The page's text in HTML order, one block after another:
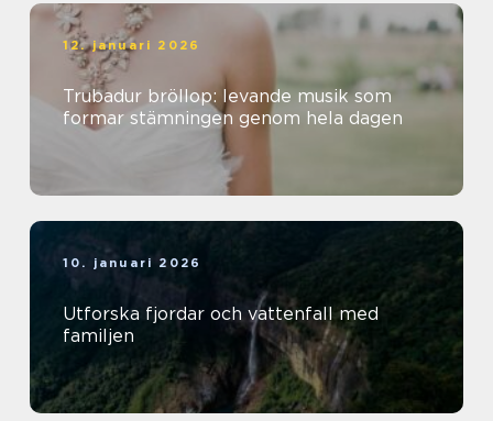
12. januari 2026
Trubadur bröllop: levande musik som
formar stämningen genom hela dagen
10. januari 2026
Utforska fjordar och vattenfall med
familjen